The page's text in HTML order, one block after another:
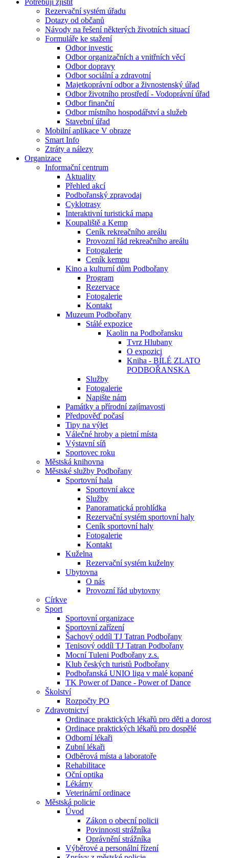
Potřebuji zjistit
Rezervační systém úřadu
Dotazy od občanů
Návody na řešení některých životních situací
Formuláře ke stažení
Odbor investic
Odbor organizačních a vnitřních věcí
Odbor dopravy
Odbor sociální a zdravotní
Majetkoprávní odbor a živnostenský úřad
Odbor životního prostředí - Vodoprávní úřad
Odbor finanční
Odbor místního hospodářství a služeb
Stavební úřad
Mobilní aplikace V obraze
Smart Info
Ztráty a nálezy
Organizace
Informační centrum
Aktuality
Přehled akcí
Podbořanský zpravodaj
Cyklotrasy
Interaktivní turistická mapa
Koupaliště a Kemp
Ceník rekreačního areálu
Provozní řád rekreačního areálu
Fotogalerie
Ceník kempu
Kino a kulturní dům Podbořany
Program
Rezervace
Fotogalerie
Kontakt
Muzeum Podbořany
Stálé expozice
Kaolin na Podbořansku
Tvrz Hlubany
O expozici
Kniha - BÍLÉ ZLATO
PODBOŘANSKA
Služby
Fotogalerie
Napište nám
Památky a přírodní zajímavosti
Předpověď počasí
Tipy na výlet
Válečné hroby a pietní místa
Výstavní síň
Sportovec roku
Městská knihovna
Městské služby Podbořany
Sportovní hala
Sportovní akce
Služby
Panoramatická prohlídka
Rezervační systém sportovní haly
Ceník sportovní haly
Fotogalerie
Kontakt
Kuželna
Rezervační systém kuželny
Ubytovna
O nás
Provozní řád ubytovny
Církve
Sport
Sportovní organizace
Sportovní zařízení
Šachový oddíl TJ Tatran Podbořany
Tenisový oddíl TJ Tatran Podbořany
Mocní Tuleni Podbořany z.s.
Klub českých turistů Podbořany
Podbořanská UNIO liga v malé kopané
TK Power of Dance - Power of Dance
Školství
Rozpočty PO
Zdravotnictví
Ordinace praktických lékařů pro děti a dorost
Ordinace praktických lékařů pro dospělé
Odborní lékaři
Zubní lékaři
Odběrová místa a laboratoře
Rehabilitace
Oční optika
Lékárny
Veterinární ordinace
Městská policie
Úvod
Zákon o obecní policii
Povinnosti strážníka
Oprávnění strážníka
Výběrové a personální řízení